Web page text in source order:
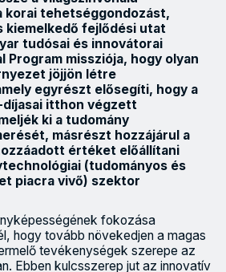
korai tehetséggondozást,
kiemelkedő fejlődési utat
tudósai és innovátorai
Program missziója, hogy olyan
jöjjön létre
egyrészt elősegíti, hogy a
díjasai itthon végzett
ki a tudomány
másrészt hozzájárul a
értéket előállítani
(tudományos és
piacra vivő) szektor
fokozása
hogy tovább növekedjen a magas
tevékenységek szerepe az
Ebben kulcsszerep jut az innovatív